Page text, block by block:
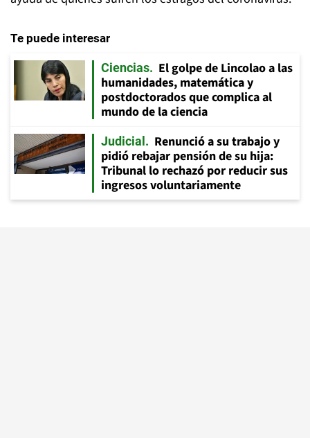
Te puede interesar
Ciencias
El golpe de Lincolao a las
humanidades, matemática y
postdoctorados que complica al
mundo de la ciencia
Judicial
Renunció a su trabajo y
pidió rebajar pensión de su hija:
Tribunal lo rechazó por reducir sus
ingresos voluntariamente